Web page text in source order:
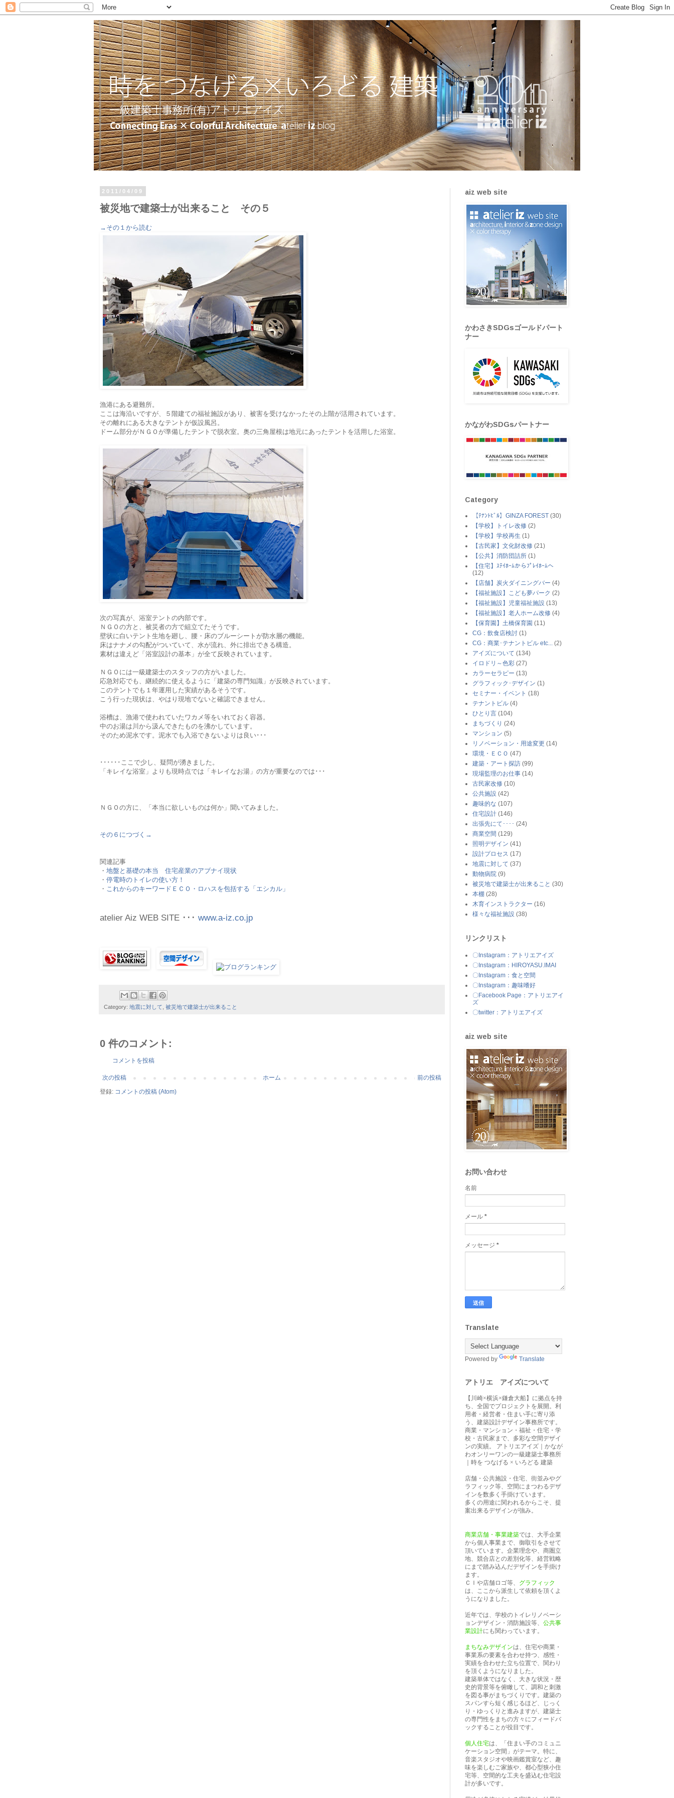
2011/04/09
被災地で建築士が出来ること その５
→その１から読む
漁港にある避難所。
ここは海沿いですが、５階建ての福祉施設があり、被害を受けなかったその上階が活用されています。
その離れにある大きなテントが仮設風呂。
ドーム部分がＮＧＯが準備したテントで脱衣室。奥の三角屋根は地元にあったテントを活用した浴室。
次の写真が、浴室テントの内部です。
ＮＧＯの方と、被災者の方で組立てたそうです。
壁状に白いテント生地を廻し、腰・床のブルーシートが防水層の機能。
床はナナメの勾配がついていて、水が流れ、外に排出できる構造。
素材は違えど「浴室設計の基本」が全て反映されています。
ＮＧＯには一級建築士のスタッフの方がいました。
応急対応でも、継続的に使えるように「建築の専門知識」が反映されています。
このテントでも１年運用した実績があるそうです。
こう行った現状は、やはり現地でないと確認できません。
浴槽は、漁港で使われていたワカメ等をいれておく容器。
中のお湯は川から汲んできたものを沸かしています。
そのため泥水です。泥水でも入浴できないよりは良い･･･
･･････ここで少し、疑問が湧きました。
「キレイな浴室」よりも現時点では「キレイなお湯」の方が重要なのでは･･･
ＮＧＯの方に、「本当に欲しいものは何か」聞いてみました。
その６につづく→
関連記事
・ 地盤と基礎の本当 住宅産業のアブナイ現状
・ 停電時のトイレの使い方！
・ これからのキーワードＥＣＯ・ロハスを包括する「エシカル」
atelier Aiz WEB SITE ･･･ www.a-iz.co.jp
Category: 地震に対して 被災地で建築士が出来ること
0 件のコメント:
コメントを投稿
次の投稿 前の投稿
ホーム
登録: コメントの投稿 (Atom)
aiz web site
かわさきSDGsゴールドパート
ナー
かながわSDGsパートナー
Category
【ﾃﾅﾝﾄﾋﾞﾙ】GINZA FOREST (30)
【学校】トイレ改修 (2)
【学校】学校再生 (1)
【古民家】文化財改修 (21)
【公共】消防団詰所 (1)
【住宅】ｽﾃｲﾎｰﾑからﾌﾟﾚｲﾎｰﾑへ
(12)
【店舗】炭火ダイニングバー (4)
【福祉施設】こども夢パーク (2)
【福祉施設】児童福祉施設 (13)
【福祉施設】老人ホーム改修 (4)
【保育園】土橋保育園 (11)
CG：飲食店検討 (1)
CG：商業･テナントビル etc... (2)
アイズについて (134)
イロドリ～色彩 (27)
カラーセラピー (13)
グラフィック･デザイン (1)
セミナー・イベント (18)
テナントビル (4)
ひとり言 (104)
まちづくり (24)
マンション (5)
リノベーション・用途変更 (14)
環境・ＥＣＯ (47)
建築・アート探訪 (99)
現場監理のお仕事 (14)
古民家改修 (10)
公共施設 (42)
趣味的な (107)
住宅設計 (146)
出張先にて････ (24)
商業空間 (129)
照明デザイン (41)
設計プロセス (17)
地震に対して (37)
動物病院 (9)
被災地で建築士が出来ること (30)
本棚 (28)
木育インストラクター (16)
様々な福祉施設 (38)
リンクリスト
〇Instagram：アトリエアイズ
〇Instagram：HIROYASU.IMAI
〇Instagram：食と空間
〇Instagram：趣味嗜好
〇Facebook Page：アトリエアイ
ズ
〇twitter：アトリエアイズ
aiz web site
お問い合わせ
名前
メール *
メッセージ *
Translate
Powered by Translate
アトリエ アイズについて
【川崎×横浜×鎌倉大船】に拠点を持
ち、全国でプロジェクトを展開。利
用者・経営者・住まい手に寄り添
う、建築設計デザイン事務所です。
商業・マンション・福祉・住宅・学
校・古民家まで、多彩な空間デザイ
ンの実績。 アトリエアイズ｜かなが
わオンリーワンの一級建築士事務所
｜時を つなげる × いろどる 建築
店舗・公共施設・住宅、街並みやグ
ラフィック等、空間にまつわるデザ
インを数多く手掛けています。
多くの用途に関われるからこそ、提
案出来るデザインが強み。
商業店舗・事業建築では、大手企業
から個人事業まで、御取引をさせて
頂いています。企業理念や、商圏立
地、競合店との差別化等、経営戦略
にまで踏み込んだデザインを手掛け
ます。
ＣＩや店舗ロゴ等、 グラフィック
は、ここから派生して依頼を頂くよ
うになりました。
近年では、学校のトイレリノベーシ
ョンデザイン・消防施設等、 公共事
業設計にも関わっています。
まちなみデザインは、住宅や商業・
事業系の要素を合わせ持つ、感性・
実績を合わせた立ち位置で、関わり
を頂くようになりました。
建築単体ではなく、大きな状況・歴
史的背景等を俯瞰して、調和と刺激
を図る事がまちづくりです。建築の
スパンすら短く感じるほど、じっく
り・ゆっくりと進みますが、建築士
の専門性をまちの方々にフィードバ
ックすることが役目です。
個人住宅は、「住まい手のコミュニ
ケーション空間」がテーマ。特に、
音楽スタジオや映画鑑賞室など、趣
味を楽しむご家族や、都心型狭小住
宅等、空間的な工夫を盛込む住宅設
計が多いです。